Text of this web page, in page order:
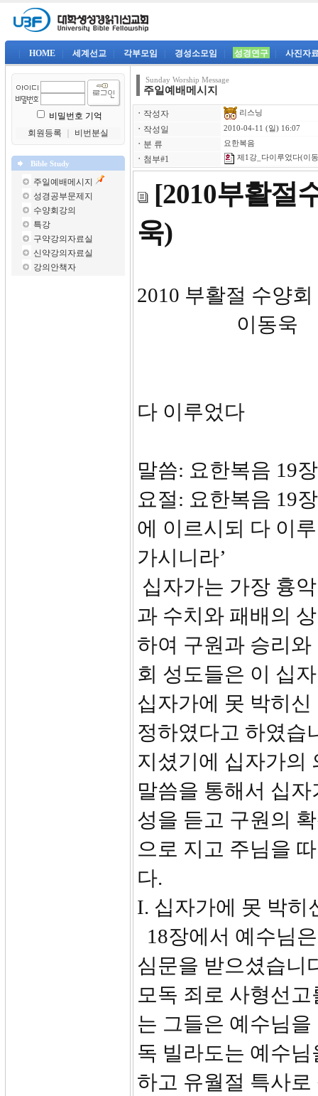
HOME 세계선교 각부모임 경성소모임 성경연구 사진자
비밀번호 기억
회원등록
비번분실
Bible Study
주일예배메시지
성경공부문제지
수양회강의
특강
구약강의자료실
신약강의자료실
강의안책자
Sunday Worship Message
주일예배메시지
ㆍ 작성자 리스닝
ㆍ 작성일 2010-04-11 (일) 16:07
ㆍ 분 류 요한복음
ㆍ 첨부#1 제1강_다이루었다(이
[2010부활절
욱)
2010 부활
이동욱
다 이루었다
말씀: 요한복음 19
요절: 요한복음 19
에 이르시되 다 이
가시니라’
십자가는 가장 흉
과 수치와 패배의
하여 구원과 승리
회 성도들은 이 십
십자가에 못 박히
정하였다고 하였습
지셨기에 십자가의
말씀을 통해서 십
성을 듣고 구원의
으로 지고 주님을
다.
I. 십자가에 못 박히
18장에서 예수님
심문을 받으셨습니
모독 죄로 사형선
는 그들은 예수님
독 빌라도는 예수
하고 유월절 특사